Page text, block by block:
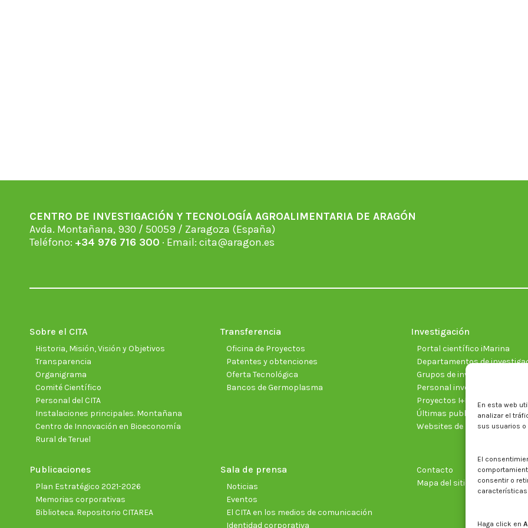
En esta web
analizar el
sus usuarios
El
consentir o
Haga click en
CENTRO DE INVESTIGACIÓN Y TECNOLOGÍA AGROALIMENTARIA DE ARAGÓN
Avda. Montañana, 930 / 50059 / Zaragoza (España)
Teléfono: +34 976 716 300 · Email: cita@aragon.es
Sobre el CITA
Historia, Misión, Visión y Objetivos
Transparencia
Organigrama
Comité Científico
Personal del CITA
Instalaciones principales. Montañana
Centro de Innovación en Bioeconomía
Rural de Teruel
Transferencia
Oficina de Proyectos
Patentes y obtenciones
Oferta Tecnológica
Bancos de Germoplasma
Investigación
Portal científico iMarina
Departamentos de
Grupos de investigación
Personal investigador
Proyectos I+D+I vigentes
Últimas publicaciones
Websites de proyectos
Publicaciones
Plan Estratégico 2021-2026
Memorias corporativas
Biblioteca. Repositorio CITAREA
Sala de prensa
Noticias
Eventos
El CITA en los medios de comunicación
Identidad corporativa
Contacto
Mapa del sitio web